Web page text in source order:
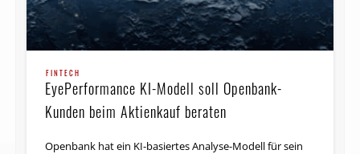
FINTECH
EyePerformance KI-Modell soll Openbank-
Kunden beim Aktienkauf beraten
Openbank hat ein KI-basiertes Analyse-Modell für sein